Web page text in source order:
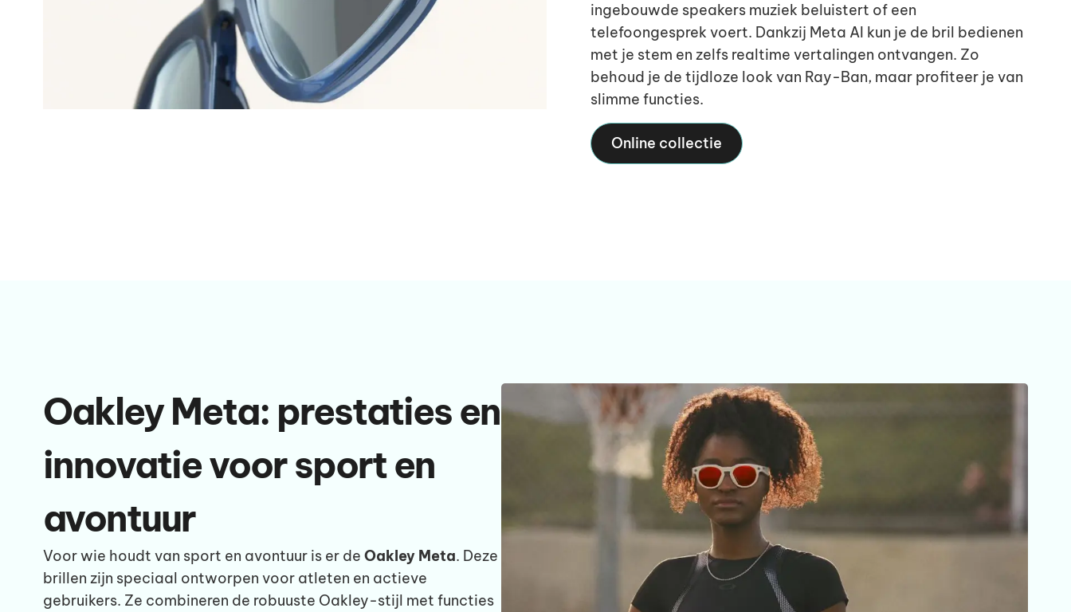
ingebouwde speakers muziek beluistert of een
telefoongesprek voert. Dankzij Meta AI kun je de bril bedienen
met je stem en zelfs realtime vertalingen ontvangen. Zo
behoud je de tijdloze look van Ray-Ban, maar profiteer je van
slimme functies.
Online collectie
Oakley Meta: prestaties en
innovatie voor sport en
avontuur
Voor wie houdt van sport en avontuur is er de Oakley Meta. Deze
brillen zijn speciaal ontworpen voor atleten en actieve
gebruikers. Ze combineren de robuuste Oakley-stijl met functies